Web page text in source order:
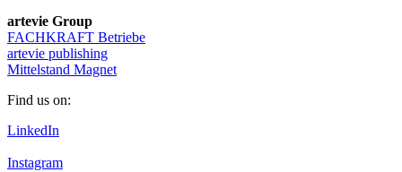
artevie Group
FACHKRAFT Betriebe
artevie publishing
Mittelstand Magnet
Find us on:
LinkedIn
Instagram